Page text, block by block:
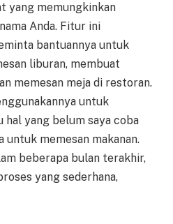
yang memungkinkan
Anda. Fitur ini
bantuannya untuk
liburan, membuat
memesan meja di restoran.
untuk
hal yang belum saya coba
untuk memesan makanan.
beberapa bulan terakhir,
yang sederhana,